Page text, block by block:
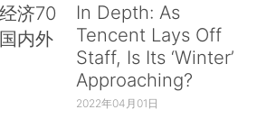
济70
内外
In Depth: As
Tencent Lays Off
Staff, Is Its ‘Winter’
Approaching?
2022年04月01日